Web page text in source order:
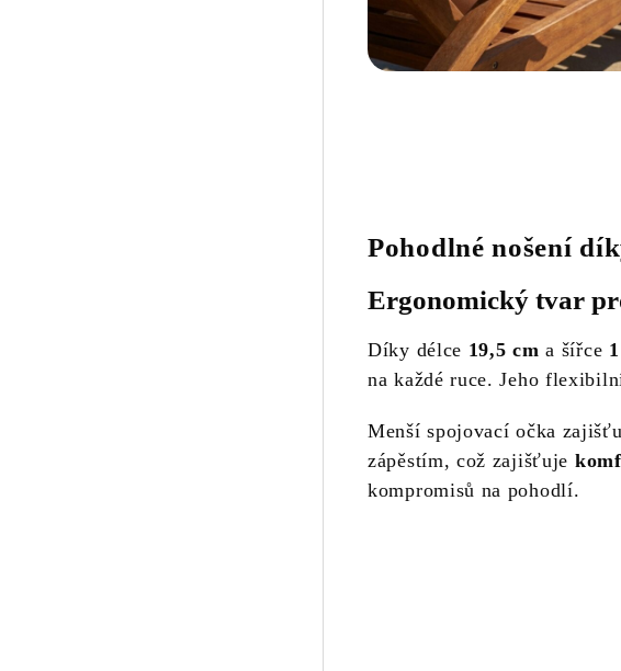
Pohodlné nošení
Ergonomický tvar
Díky délce 19,5 cm a šířce
na každé ruce. Jeho
Menší spojovací očka
zápěstím, což zajišťuje
kompromisů na pohodlí.